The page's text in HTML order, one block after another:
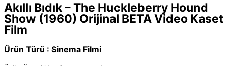
Akıllı Bıdık – The Huckleberry Hound
Show (1960) Orijinal BETA Video Kaset
Film
Ürün Türü : Sinema Filmi